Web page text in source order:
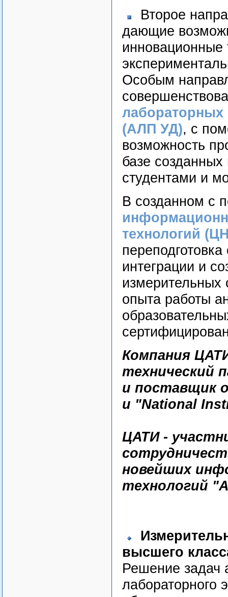
Второе
дающие
инновационные
Особым
лабораторных
(АЛП УД), с
возможность
базе
студентами и
В созданном
технологий
интеграции и
измерительных
опыта работы
Компания
технический
и поставщик
и "National
ЦАТИ -
новейших
технологий
высшего
Решение задач
лабораторного